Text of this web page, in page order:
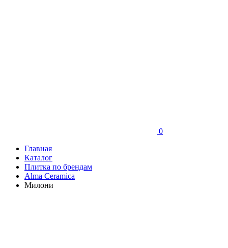
0
Главная
Каталог
Плитка по брендам
Аlma Ceramica
Милони